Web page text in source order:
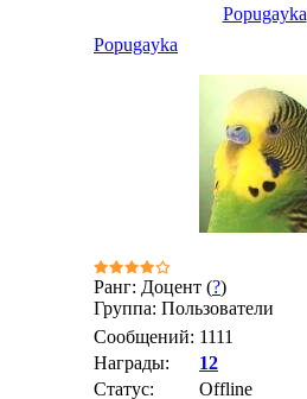
Popugayka
Popugayka
Ранг: Доцент (?)
Группа: Пользователи
Сообщений: 1111
Награды:
12
Статус:
Offline